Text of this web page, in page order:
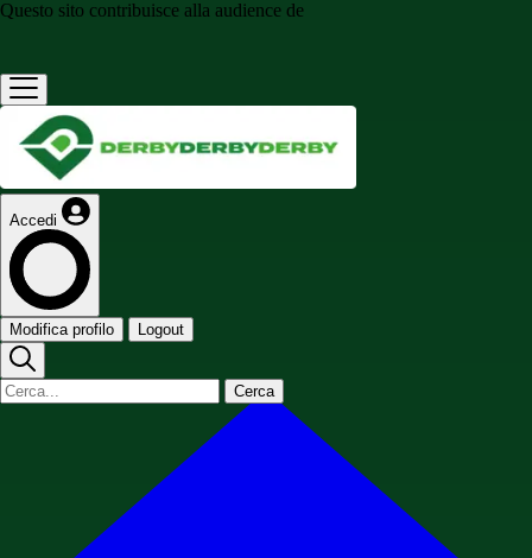
Questo sito contribuisce alla audience de
Accedi
Modifica profilo Logout
Cerca